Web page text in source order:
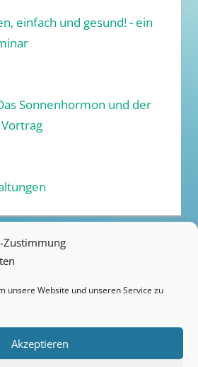
Zustimmung
unsere Website und unseren Service zu
Akzeptieren
einfach und gesund! - ein
Sonnenhormon und der
/ ÜBERNACHTUNG
IMPRESSUM
DATENSCHUTZ